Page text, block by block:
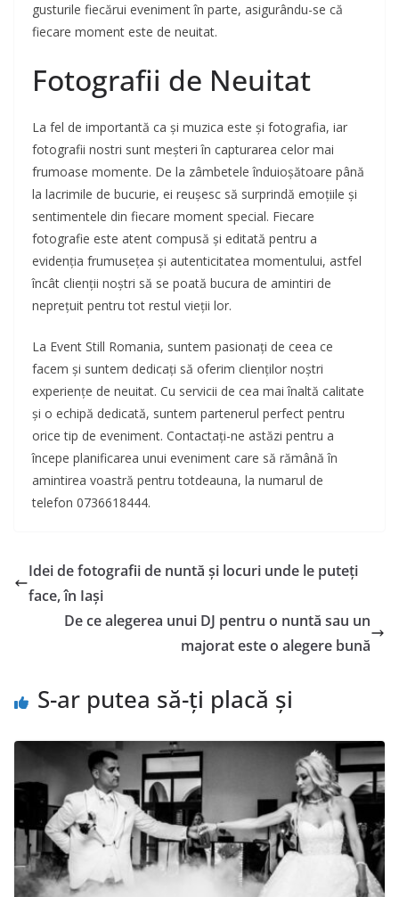
gusturile fiecărui eveniment în parte, asigurându-se că
fiecare moment este de neuitat.
Fotografii de Neuitat
La fel de importantă ca și muzica este și fotografia, iar
fotografii nostri sunt meșteri în capturarea celor mai
frumoase momente. De la zâmbetele înduioșătoare până
la lacrimile de bucurie, ei reușesc să surprindă emoțiile și
sentimentele din fiecare moment special. Fiecare
fotografie este atent compusă și editată pentru a
evidenția frumusețea și autenticitatea momentului, astfel
încât clienții noștri să se poată bucura de amintiri de
neprețuit pentru tot restul vieții lor.
La Event Still Romania, suntem pasionați de ceea ce
facem și suntem dedicați să oferim clienților noștri
experiențe de neuitat. Cu servicii de cea mai înaltă calitate
și o echipă dedicată, suntem partenerul perfect pentru
orice tip de eveniment. Contactați-ne astăzi pentru a
începe planificarea unui eveniment care să rămână în
amintirea voastră pentru totdeauna, la numarul de
telefon 0736618444.
Idei de fotografii de nuntă și locuri unde le puteți
face, în Iași
De ce alegerea unui DJ pentru o nuntă sau un
majorat este o alegere bună
S-ar putea să-ți placă și